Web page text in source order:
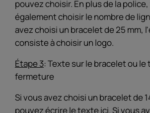
pouvez choisir. En plus de la
également choisir le nombre de
avez choisi un bracelet de 25 mm,
consiste à choisir un logo.
Étape 3: Texte sur le bracelet ou le
fermeture
Si vous avez choisi un bracelet de
pouvez écrire le texte ici. Si vous